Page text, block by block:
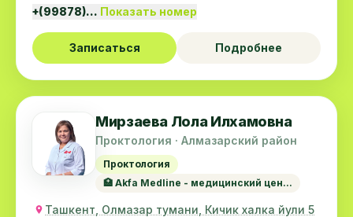
+(99878)… Показать номер
Записаться Подробнее
Мирзаева Лола Илхамовна
Проктология · Алмазарский район
Проктология
🏥 Akfa Medline - медицинский цен...
Ташкент, Олмазар тумани, Кичик халка йули 5